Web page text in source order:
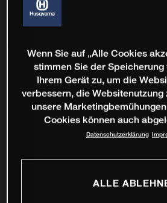
Wenn Sie auf „Alle Cookies
stimmen Sie der Speicherung
Ihrem Gerät zu, um die
verbessern, die Websitenutzung
unsere
Cookies können auch
Datenschutzerklärung
ALLE